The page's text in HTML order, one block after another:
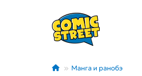
Манга и ранобэ